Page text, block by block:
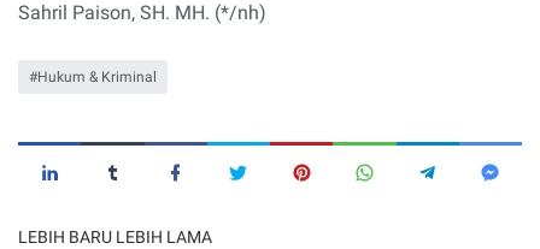
Sahril Paison, SH. MH. (*/nh)
Hukum & Kriminal
LEBIH BARU LEBIH LAMA